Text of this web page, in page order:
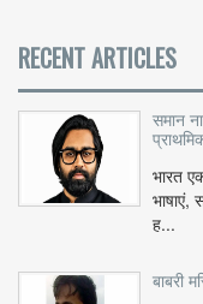
RECENT ARTICLES
समान
भारत
भाषाएं,
ह...
बाबरी